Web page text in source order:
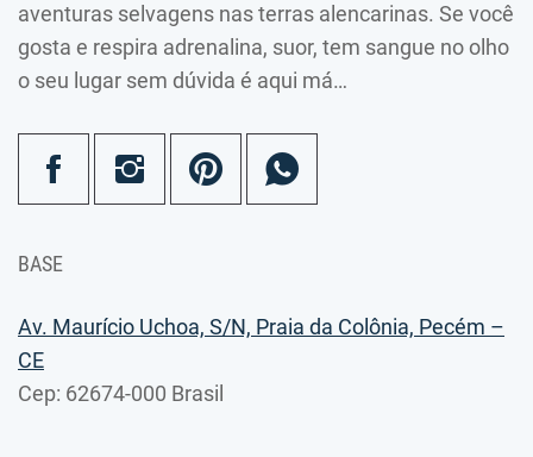
aventuras selvagens nas terras alencarinas. Se você
gosta e respira adrenalina, suor, tem sangue no olho
o seu lugar sem dúvida é aqui má…
BASE
Av. Maurício Uchoa, S/N, Praia da Colônia, Pecém –
CE
Cep: 62674-000 Brasil